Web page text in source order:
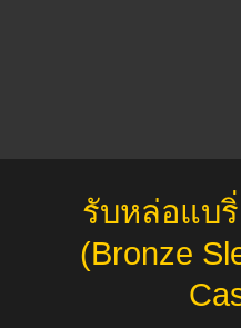
รับหล่อแบ
(Bronze